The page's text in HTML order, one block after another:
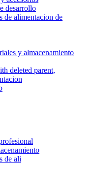
desarrollo
de alimentacion de
y almacenamiento
deleted parent,
de ali